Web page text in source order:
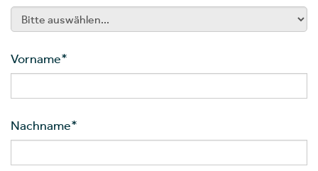
Vorname*
Nachname*